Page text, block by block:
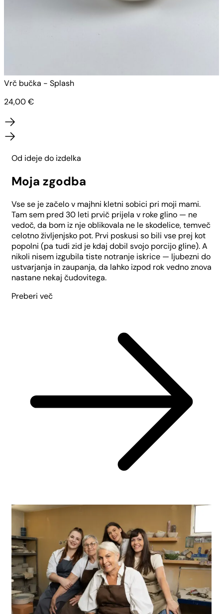
Vrč bučka - Splash
24,00€
Od ideje do izdelka
Moja zgodba
Vse se je začelo v majhni kletni sobici pri moji mami.
Tam sem pred 30 leti prvič prijela v roke glino — ne
vedoč, da bom iz nje oblikovala ne le skodelice, temveč
celotno življenjsko pot. Prvi poskusi so bili vse prej kot
popolni (pa tudi zid je kdaj dobil svojo porcijo gline). A
nikoli nisem izgubila tiste notranje iskrice — ljubezni do
ustvarjanja in zaupanja, da lahko izpod rok vedno znova
nastane nekaj čudovitega.
Preberi več